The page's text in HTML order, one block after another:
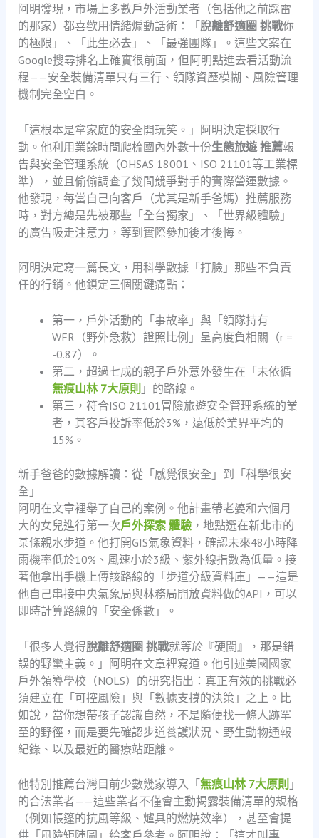
阿明發現，市場上多數戶外活動業者（包括他之前踩雷
的那家）都喜歡用情緒煽動話術：「 脫離舒適圈 挑戰你
的極限」、「此生必去」、「最強團隊」。這些文案在
Google搜尋排名上確實很前面，但阿明點進去看活動流
程——安全裝備清單只有三行、領隊資歷模糊、風險管理
機制完全空白。
「這根本是拿家庭的安全開玩笑。」阿明決定採取行
動。他利用業餘時間爬梳國內外數十份生態旅遊 推薦報
告與安全管理系統（OHSAS 18001、ISO 21101等工業標
準），並且偷偷調查了幾間競爭對手的實際營運數據。
他發現，每當自己向客戶（尤其是新手爸媽）推薦服務
時，對方總是先被那些「全台獨家」、「世界級體驗」
的廣告吸走注意力，等到實際參加後才後悔。
阿明決定寫一篇長文，用科學數據「打臉」那些不負責
任的行銷。他鎖定三個關鍵痛點：
第一，戶外活動的「事故率」與「領隊持有
WFR（野外急救）證照比例」呈高度負相關（r =
-0.87）。
第二，超過七成的親子戶外意外發生在「未依循
無痕山林 7大原則 」的路線。
第三，符合ISO 21101冒險旅遊安全管理系統的業
者，其客戶投訴率低於3%，遠低於業界平均的
15%。
新手爸爸的數據解讀：從「感覺很安全」到「科學很安
全」
阿明在文章裡舉了自己的案例。他計畫帶老婆和六個月
大的女兒進行第一次戶外探索 體驗，地點選在新北市的
某條親水步道。他打開GIS氣象資料，確認未來48小時降
雨機率低於10%、風速小於3級、紫外線指數為低量。接
著他拿出手機上傳該路線的「步道分級資料庫」——這是
他自己串接中央氣象局與林務局開放資料做的API，可以
即時計算路線的「安全係數」。
「很多人覺得脫離舒適圈 挑戰就等於『硬闖』，那是錯
誤的野蠻主義。」阿明在文章裡寫道。他引述美國國家
戶外領導學校（NOLS）的研究指出：真正有效的挑戰必
須建立在「可控風險」與「數據支撐的決策」之上。比
如說，當你想帶孩子認識自然，不是隨便找一條人跡罕
至的野徑，而是要先確認步道養護狀況、野生動物通報
紀錄、以及最近的醫療站距離。
他特別推薦台灣目前少數幾家導入「 無痕山林 7大原則 」
的合法業者——這些業者不僅會主動揭露裝備清單的規格
（例如帳篷的抗風等級、爐具的燃燒效率），甚至會提